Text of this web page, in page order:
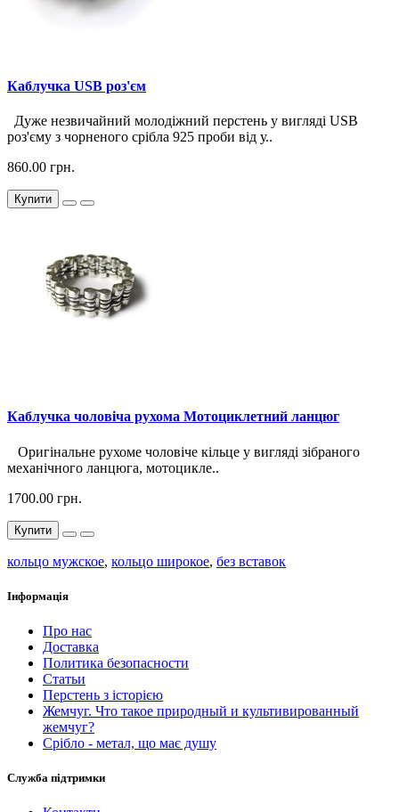
Каблучка USB роз'єм
Дуже незвичайний молодіжний перстень у вигляді USB
роз'єму з чорненого срібла 925 проби від у..
860.00 грн.
Купити
Каблучка чоловіча рухома Мотоциклетний ланцюг
Оригінальне рухоме чоловіче кільце у вигляді зібраного
механічного ланцюга, мотоцикле..
1700.00 грн.
Купити
кольцо мужское, кольцо широкое, без вставок
Інформація
Про нас
Доставка
Политика безопасности
Статьи
Перстень з історією
Жемчуг. Что такое природный и культивированный
жемчуг?
Срібло - метал, що має душу
Служба підтримки